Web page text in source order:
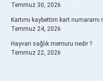
Temmuz 30, 2026
Kartımı kaybettim kart
Temmuz 24, 2026
Hayvan sağlık memuru nedir ?
Temmuz 22, 2026